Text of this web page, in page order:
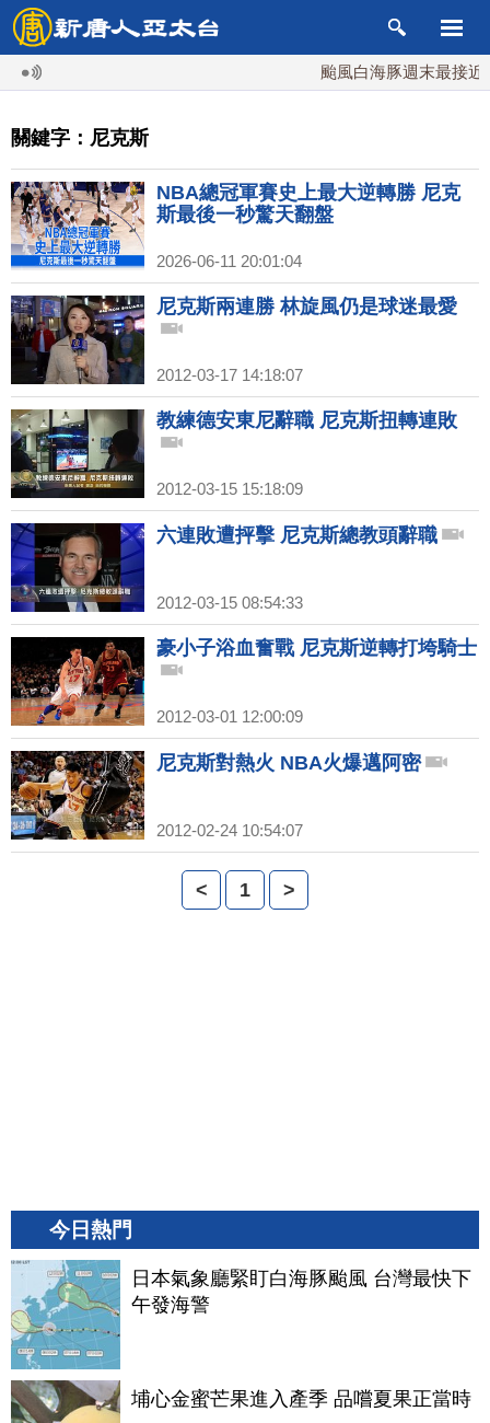
颱風白海豚週末最接近
關鍵字：尼克斯
NBA總冠軍賽史上最大逆轉勝 尼克
斯最後一秒驚天翻盤
2026-06-11 20:01:04
尼克斯兩連勝 林旋風仍是球迷最愛
2012-03-17 14:18:07
教練德安東尼辭職 尼克斯扭轉連敗
2012-03-15 15:18:09
六連敗遭抨擊 尼克斯總教頭辭職
2012-03-15 08:54:33
豪小子浴血奮戰 尼克斯逆轉打垮騎士
2012-03-01 12:00:09
尼克斯對熱火 NBA火爆邁阿密
2012-02-24 10:54:07
< 1 >
今日熱門
日本氣象廳緊盯白海豚颱風 台灣最快下
午發海警
埔心金蜜芒果進入產季 品嚐夏果正當時